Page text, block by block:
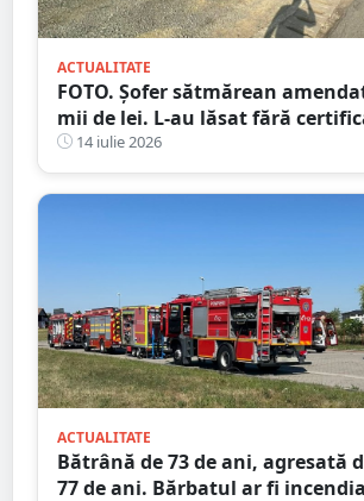
ACTUALITATE
FOTO. Șofer sătmărean
mii de lei. L-au lăsat fără
plăcuțe
14 iulie 2026
ACTUALITATE
Bătrână de 73 de ani, agresată
77 de ani. Bărbatul ar fi